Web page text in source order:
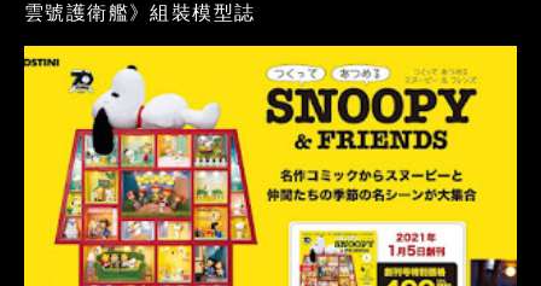
雲號護衛艦》組裝模型誌